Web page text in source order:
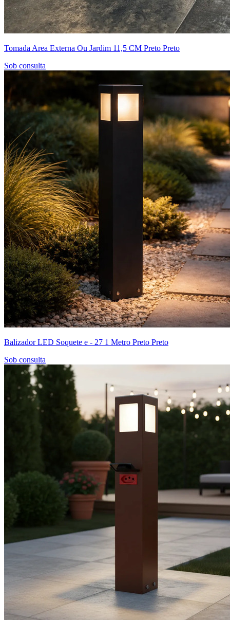
Tomada Area Externa Ou Jardim 11,5 CM Preto Preto
Sob consulta
Balizador LED Soquete e - 27 1 Metro Preto Preto
Sob consulta